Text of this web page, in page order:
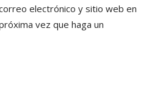
electrónico y sitio web en
vez que haga un